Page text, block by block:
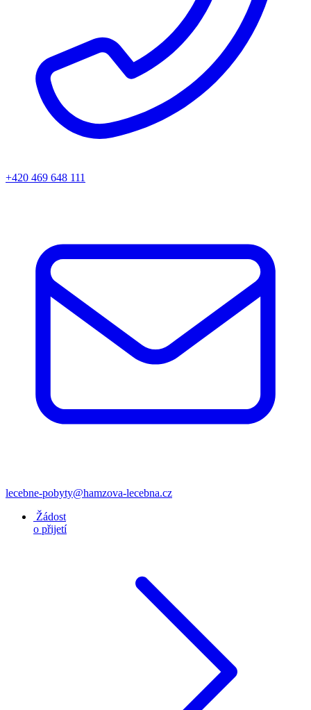
+420 469 648 111
lecebne-pobyty@hamzova-lecebna.cz
Žádost
o přijetí